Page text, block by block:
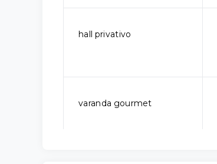
hall privativo
varanda gourmet